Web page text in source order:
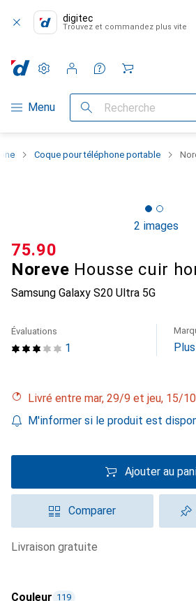
digitec
Trouvez et commandez plus vite
Navigation par catégorie
Menu Recherche
Paramètres
Compte client
Listes de comparaison
Listes d'envies
Panier
Coque pour téléphone portable
2 images
Noreve Housse cuir
Samsung Galaxy S20 Ultra 5G
CHF
75.90
1
Évaluations
Livré entre mar, 29/9 et jeu, 15/10
M'informer si le produit est
Ajouter au
Comparer
livraison gratuite
Couleur 119